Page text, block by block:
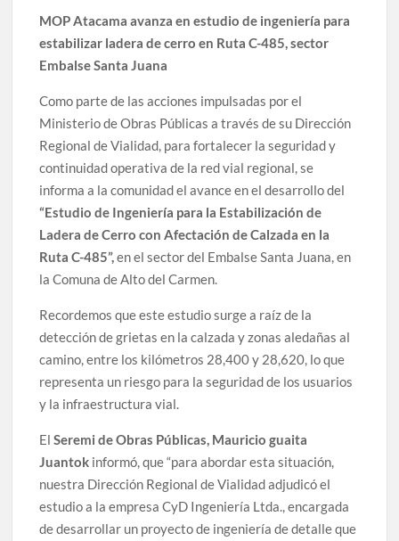
MOP Atacama avanza en estudio de ingeniería para
estabilizar ladera de cerro en Ruta C-485, sector
Embalse Santa Juana
Como parte de las acciones impulsadas por el
Ministerio de Obras Públicas a través de su Dirección
Regional de Vialidad, para fortalecer la seguridad y
continuidad operativa de la red vial regional, se
informa a la comunidad el avance en el desarrollo del
“Estudio de Ingeniería para la Estabilización de
Ladera de Cerro con Afectación de Calzada en la
Ruta C-485”,en el sector del Embalse Santa Juana, en
la Comuna de Alto del Carmen.
Recordemos que este estudio surge a raíz de la
detección de grietas en la calzada y zonas aledañas al
camino, entre los kilómetros 28,400 y 28,620, lo que
representa un riesgo para la seguridad de los usuarios
y la infraestructura vial.
ElSeremi de Obras Públicas, Mauricio guaita
Juantok informó, que “para abordar esta situación,
nuestra Dirección Regional de Vialidad adjudicó el
estudio a la empresa CyD Ingeniería Ltda., encargada
de desarrollar un proyecto de ingeniería de detalle que